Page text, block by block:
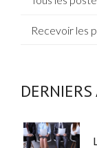
Recevoir les